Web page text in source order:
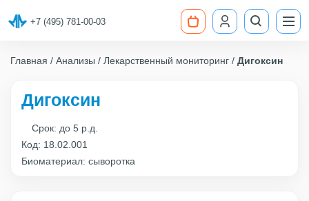
+7 (495) 781-00-03
Главная Анализы Лекарственный мониторинг Дигоксин
Дигоксин
Срок: до 5 р.д.
Код: 18.02.001
Биоматериал: сыворотка